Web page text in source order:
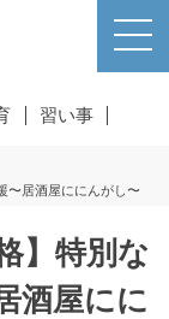
習い事
〜居酒屋ににんがし〜
】特別な
酒屋にに